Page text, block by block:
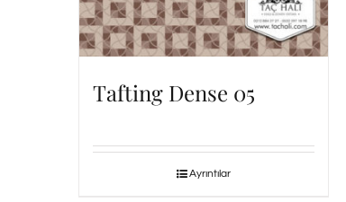
Tafting Dense 05
Ayrıntılar